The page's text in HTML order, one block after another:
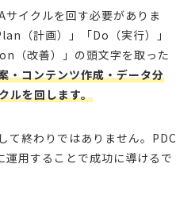
サイクルを回す必要がありま
（計画）」「Do（実行）」
（改善）」の頭文字を取った
・コンテンツ作成・データ分
ルを回します。
て終わりではありません。PDC
用することで成功に導けるで